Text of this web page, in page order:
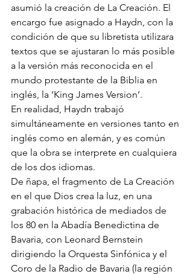
asumió la creación de La Creación. El
encargo fue asignado a Haydn, con la
condición de que su libretista utilizara
textos que se ajustaran lo más posible
a la versión más reconocida en el
mundo protestante de la Biblia en
inglés, la ‘King James Version’.
En realidad, Haydn trabajó
simultáneamente en versiones tanto en
inglés como en alemán, y es común
que la obra se interprete en cualquiera
de los dos idiomas.
De ñapa, el fragmento de La Creación
en el que Dios crea la luz, en una
grabación histórica de mediados de
los 80 en la Abadía Benedictina de
Bavaria, con Leonard Bernstein
dirigiendo la Orquesta Sinfónica y el
Coro de la Radio de Bavaria (la región